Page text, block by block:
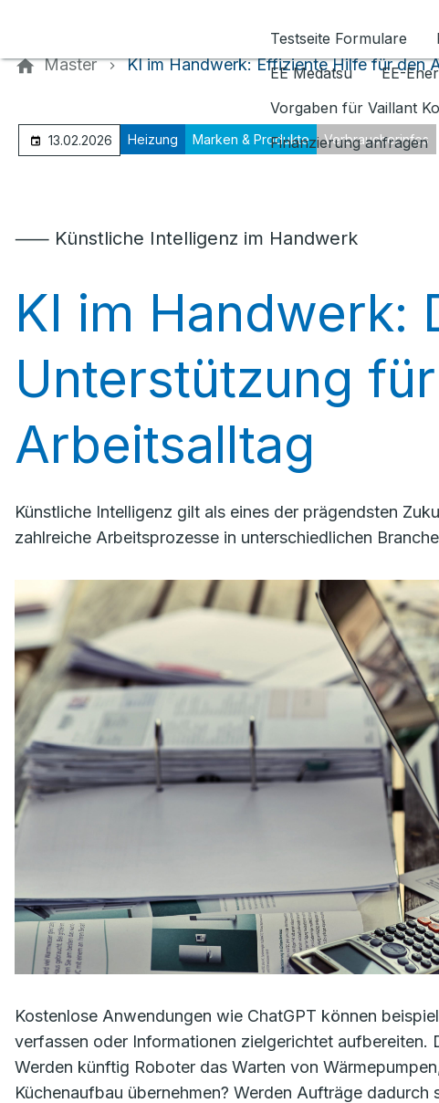
Testseite Formulare
EE Medatsu
EE-
Vorgaben für Vaillant
Finanzierung anfragen
Master KI im Handwerk: Effiziente Hilfe für den
13.02.2026 Heizung Marken & Produkte Verbraucherinfos
⸺ Künstliche Intelligenz im Handwerk
KI im Handwerk:
Unterstützung
Arbeitsalltag
Künstliche Intelligenz gilt als eines der prägendsten
zahlreiche Arbeitsprozesse in unterschiedlichen
Kostenlose Anwendungen wie ChatGPT können
verfassen oder Informationen zielgerichtet
Werden künftig Roboter das Warten von
Küchenaufbau übernehmen? Werden Aufträge